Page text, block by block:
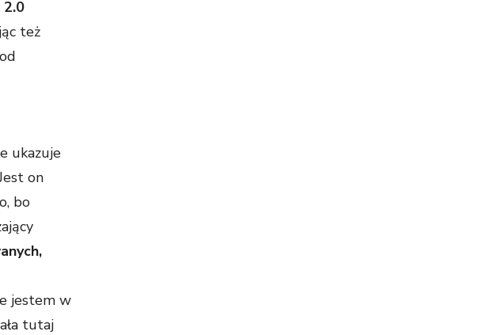
też
ukazuje
on
bo
jestem w
tutaj